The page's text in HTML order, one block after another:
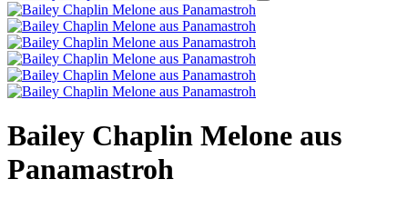
Bailey Chaplin Melone aus
Panamastroh